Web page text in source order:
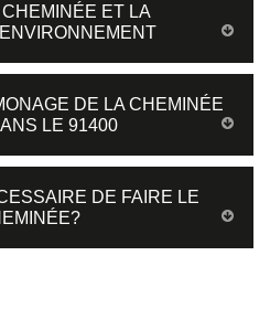
ET LA
DE LA CHEMINÉE
LE 91400
DE FAIRE LE